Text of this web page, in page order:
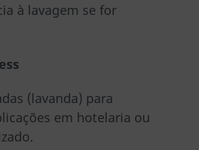
à lavagem se for
(lavanda) para
em hotelaria ou